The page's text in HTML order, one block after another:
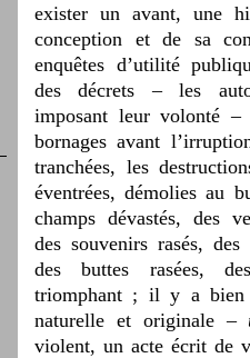
exister un avant, une
conception et de sa
enquêtes d’utilité
des décrets – les
imposant leur volonté –
bornages avant
tranchées, les
éventrées, démolies au
champs dévastés, des
des souvenirs rasés,
des buttes rasées,
triomphant ; il y a bien
naturelle et originale –
violent, un acte écrit de